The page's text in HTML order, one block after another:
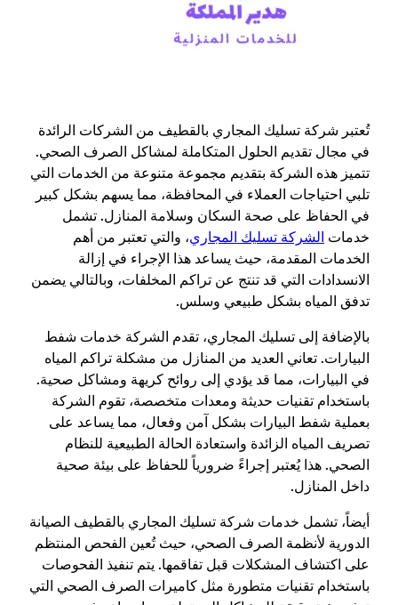
تُعتبر شركة تسليك المجاري بالقطيف من الشركات الرائدة
في مجال تقديم الحلول المتكاملة لمشاكل الصرف الصحي.
تتميز هذه الشركة بتقديم مجموعة متنوعة من الخدمات التي
تلبي احتياجات العملاء في المحافظة، مما يسهم بشكل كبير
في الحفاظ على صحة السكان وسلامة المنازل. تشمل
خدمات الشركة تسليك المجاري، والتي تعتبر من أهم
الخدمات المقدمة، حيث يساعد هذا الإجراء في إزالة
الانسدادات التي قد تنتج عن تراكم المخلفات، وبالتالي يضمن
تدفق المياه بشكل طبيعي وسلس.
بالإضافة إلى تسليك المجاري، تقدم الشركة خدمات شفط
البيارات. تعاني العديد من المنازل من مشكلة تراكم المياه
في البيارات، مما قد يؤدي إلى روائح كريهة ومشاكل صحية.
باستخدام تقنيات حديثة ومعدات متخصصة، تقوم الشركة
بعملية شفط البيارات بشكل آمن وفعال، مما يساعد على
تصريف المياه الزائدة واستعادة الحالة الطبيعية للنظام
الصحي. هذا يُعتبر إجراءً ضرورياً للحفاظ على بيئة صحية
داخل المنازل.
أيضاً، تشمل خدمات شركة تسليك المجاري بالقطيف الصيانة
الدورية لأنظمة الصرف الصحي، حيث تُعين الفحص المنتظم
على اكتشاف المشكلات قبل تفاقمها. يتم تنفيذ الفحوصات
باستخدام تقنيات متطورة مثل كاميرات الصرف الصحي التي